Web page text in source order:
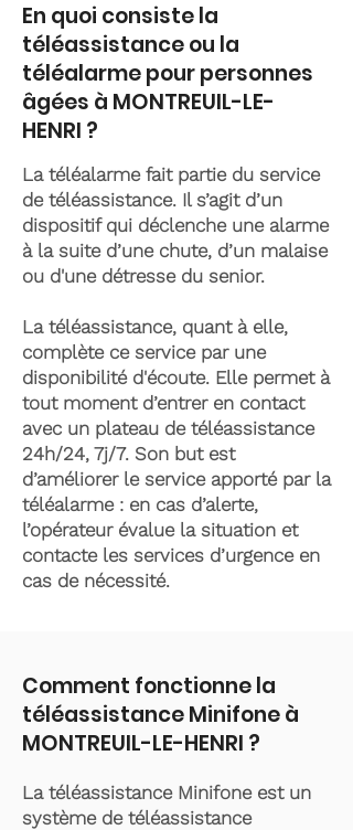
En quoi consiste la
téléassistance ou la
téléalarme pour personnes
âgées à MONTREUIL-LE-
HENRI ?
La téléalarme fait partie du service
de téléassistance. Il s’agit d’un
dispositif qui déclenche une alarme
à la suite d’une chute, d’un malaise
ou d'une détresse du senior.
La téléassistance, quant à elle,
complète ce service par une
disponibilité d'écoute. Elle permet à
tout moment d’entrer en contact
avec un plateau de téléassistance
24h/24, 7j/7. Son but est
d’améliorer le service apporté par la
téléalarme : en cas d’alerte,
l’opérateur évalue la situation et
contacte les services d’urgence en
cas de nécessité.
Comment fonctionne la
téléassistance Minifone à
MONTREUIL-LE-HENRI ?
La téléassistance Minifone est un
système de téléassistance